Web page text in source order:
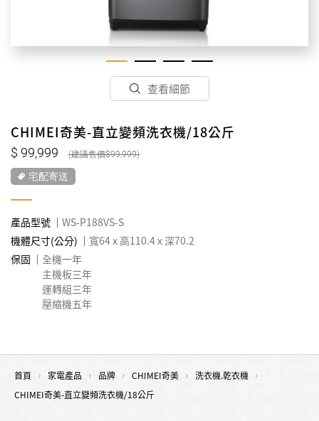
查看細節
CHIMEI奇美-直立變頻洗衣機/18公斤
99,999 99,999
宅配寄送
產品型號
WS-P188VS-S
機體尺寸(公分)
寬64 x 高110.4 x 深70.2
保固
全機一年
主機板三年
運轉組三年
壓縮機五年
首頁 家電產品 品牌 CHIMEI奇美
洗衣機.乾衣機
CHIMEI奇美-直立變頻洗衣機/18公斤